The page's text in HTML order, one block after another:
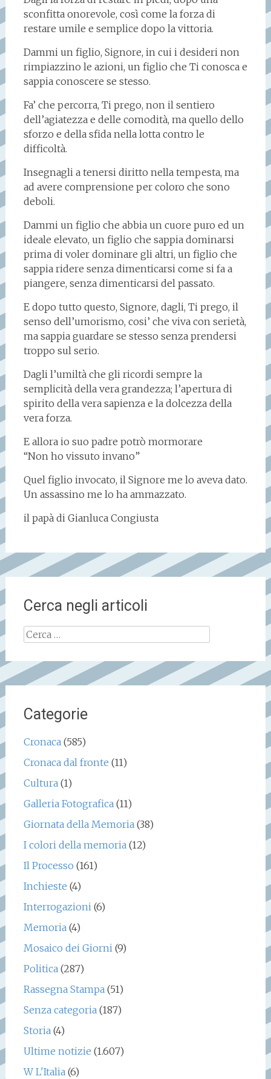
sconfitta onorevole, così come la forza di
restare umile e semplice dopo la vittoria.
Dammi un figlio, Signore, in cui i desideri non
rimpiazzino le azioni, un figlio che Ti conosca e
sappia conoscere se stesso.
Fa’ che percorra, Ti prego, non il sentiero
dell’agiatezza e delle comodità, ma quello dello
sforzo e della sfida nella lotta contro le
difficoltà.
Insegnagli a tenersi diritto nella tempesta, ma
ad avere comprensione per coloro che sono
deboli.
Dammi un figlio che abbia un cuore puro ed un
ideale elevato, un figlio che sappia dominarsi
prima di voler dominare gli altri, un figlio che
sappia ridere senza dimenticarsi come si fa a
piangere, senza dimenticarsi del passato.
E dopo tutto questo, Signore, dagli, Ti prego, il
senso dell’umorismo, cosi’ che viva con serietà,
ma sappia guardare se stesso senza prendersi
troppo sul serio.
Dagli l’umiltà che gli ricordi sempre la
semplicità della vera grandezza; l’apertura di
spirito della vera sapienza e la dolcezza della
vera forza.
E allora io suo padre potrò mormorare
“Non ho vissuto invano”
Quel figlio invocato, il Signore me lo aveva dato.
Un assassino me lo ha ammazzato.
il papà di Gianluca Congiusta
Cerca negli articoli
Ricerca
Categorie
Cronaca(585)
Cronaca dal fronte (11)
Cultura(1)
Galleria Fotografica(11)
Giornata della Memoria(38)
I colori della memoria(12)
Il Processo (161)
Inchieste (4)
Interrogazioni(6)
Memoria(4)
Mosaico dei Giorni(9)
Politica(287)
Rassegna Stampa(51)
Senza categoria(187)
Storia(4)
Ultime notizie (1.607)
W L'Italia(6)